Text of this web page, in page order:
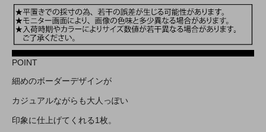
POINT
細めのボーダーデザインが
カジュアルながらも大人っぽい
印象に仕上げてくれる1枚。